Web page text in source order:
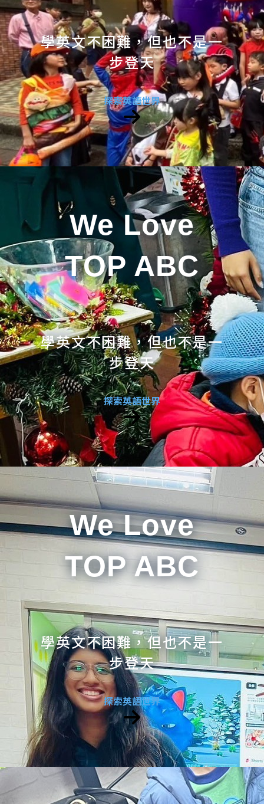
學英文不困難，但也不是一
步登天
探索英語世界
We Love
TOP ABC
學英文不困難，但也不是一
步登天
探索英語世界
We Love
TOP ABC
學英文不困難，但也不是一
步登天
探索英語世界